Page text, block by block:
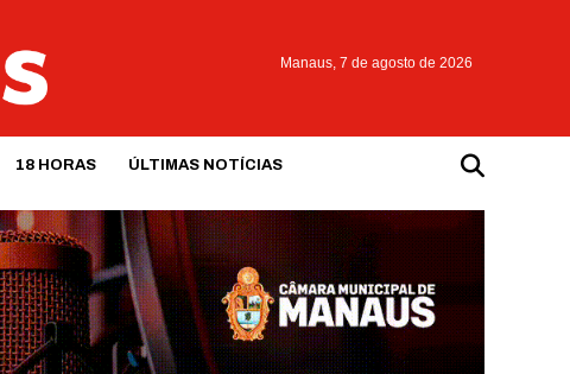
Manaus, 7 de agosto de 2026
18 HORAS ÚLTIMAS NOTÍCIAS